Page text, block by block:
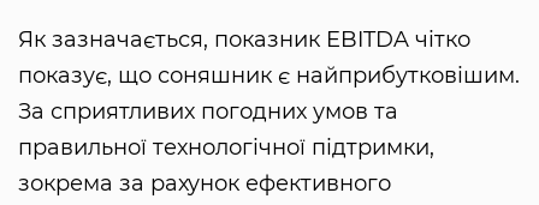
Як зазначається, показник EBITDA чітко
показує, що соняшник є найприбутковішим.
За сприятливих погодних умов та
правильної технологічної підтримки,
зокрема за рахунок ефективного